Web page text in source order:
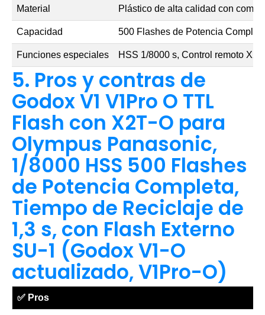
Material Plástico de alta calidad con
Capacidad 500 Flashes de Potencia
Funciones especiales HSS 1/8000 s, Control remoto
5. Pros y contras de
Godox V1 V1Pro O TTL
Flash con X2T-O para
Olympus Panasonic,
1/8000 HSS 500 Flashes
de Potencia Completa,
Tiempo de Reciclaje de
1,3 s, con Flash Externo
SU-1 (Godox V1-O
actualizado, V1Pro-O)
✅ Pros